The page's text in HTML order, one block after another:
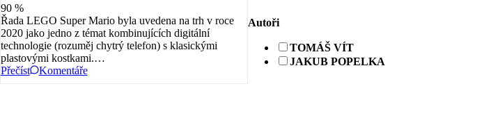
90 %
Řada LEGO Super Mario byla uvedena na trh v roce
2020 jako jedno z témat kombinujících digitální
technologie (rozuměj chytrý telefon) s klasickými
plastovými kostkami.…
Přečíst
Komentáře
Autoři
TOMÁŠ VÍT
JAKUB POPELKA